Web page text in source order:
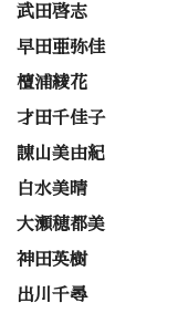
武田啓志
早田亜弥佳
檀浦綾花
才田千佳子
諌山美由紀
白水美晴
大瀬穂都美
神田英樹
出川千尋